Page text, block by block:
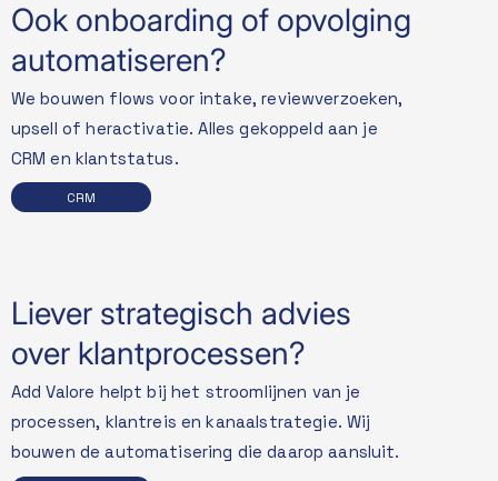
Ook onboarding of opvolging
automatiseren?
We bouwen flows voor intake, reviewverzoeken,
upsell of heractivatie. Alles gekoppeld aan je
CRM en klantstatus.
CRM
Liever strategisch advies
over klantprocessen?
Add Valore helpt bij het stroomlijnen van je
processen, klantreis en kanaalstrategie. Wij
bouwen de automatisering die daarop aansluit.